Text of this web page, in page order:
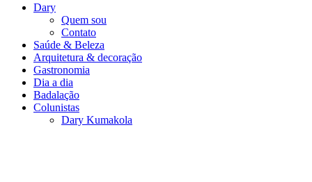
Dary
Quem sou
Contato
Saúde & Beleza
Arquitetura & decoração
Gastronomia
Dia a dia
Badalação
Colunistas
Dary Kumakola